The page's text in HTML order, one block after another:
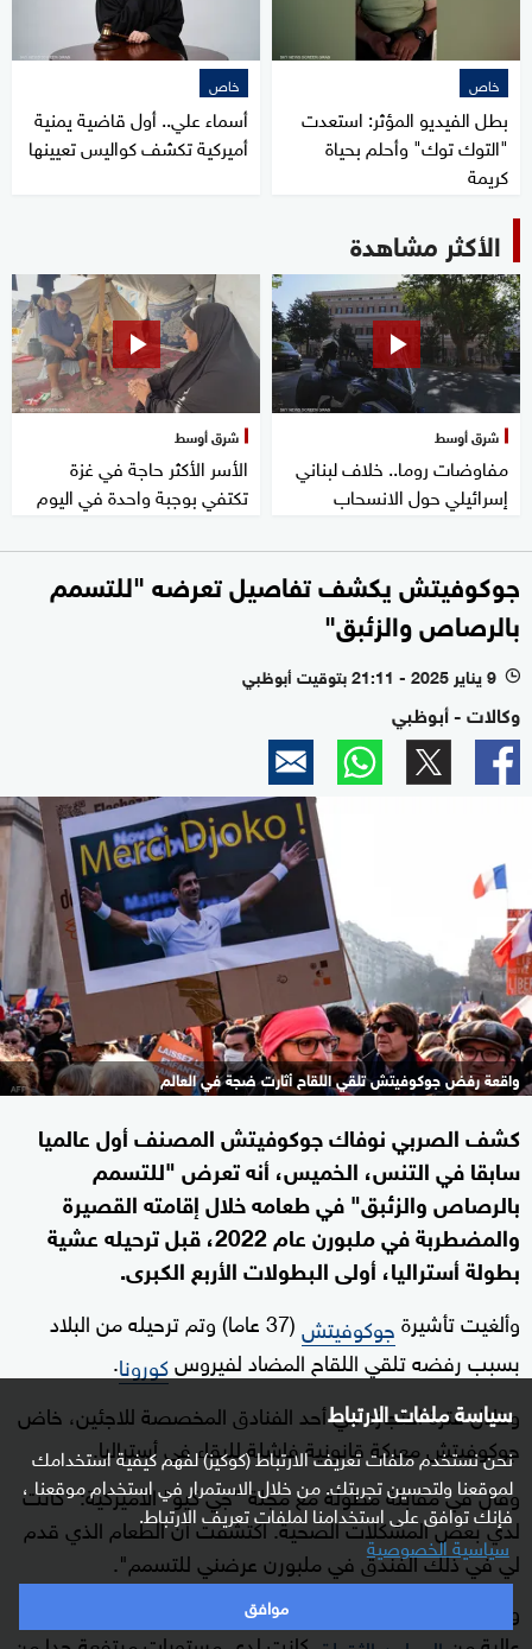
سياسة ملفات الارتباط
نحن نستخدم ملفات تعريف الارتباط (كوكيز) لفهم كيفية استخدامك
لموقعنا ولتحسين تجربتك. من خلال الاستمرار في استخدام موقعنا ،
فإنك توافق على استخدامنا لملفات تعريف الارتباط.
سياسية الخصوصية
موافق
خاص
بطل الفيديو المؤثر: استعدت
"التوك توك" وأحلم بحياة
كريمة
خاص
أسماء علي.. أول قاضية يمنية
أميركية تكشف كواليس تعيينها
الأكثر مشاهدة
شرق أوسط
مفاوضات روما.. خلاف لبناني
إسرائيلي حول الانسحاب
شرق أوسط
الأسر الأكثر حاجة في غزة
تكتفي بوجبة واحدة في اليوم
جوكوفيتش يكشف تفاصيل تعرضه "للتسمم
بالرصاص والزئبق"
l 9 يناير 2025 - 21:11 بتوقيت أبوظبي
وكالات - أبوظبي
واقعة رفض جوكوفيتش تلقي اللقاح أثارت ضجة في العالم
كشف الصربي نوفاك جوكوفيتش المصنف أول عالميا
سابقا في التنس، الخميس، أنه تعرض "للتسمم
بالرصاص والزئبق" في طعامه خلال إقامته القصيرة
والمضطربة في ملبورن عام 2022، قبل ترحيله عشية
بطولة أستراليا، أولى البطولات الأربع الكبرى.
وألغيت تأشيرةجوكوفيتش
(37 عاما) وتم ترحيله من البلاد
بسبب رفضه تلقي اللقاح المضاد لفيروسكورونا.
وخلال فترة احتجازه في أحد الفنادق المخصصة للاجئين، خاض
جوكوفيتش معركة قانونية فاشلة للبقاء في أستراليا.
وقال في مقابلة مطولة مع مجلة "جي كيو" الأميركية: "كانت
لدي بعض المشكلات الصحية. اكتشفت أن الطعام الذي قدم
لي في ذلك الفندق في ملبورن عرضني للتسمم".
وأضاف: "عندما عدت إلى صربيا، اكتشفت أن لدي مستويات